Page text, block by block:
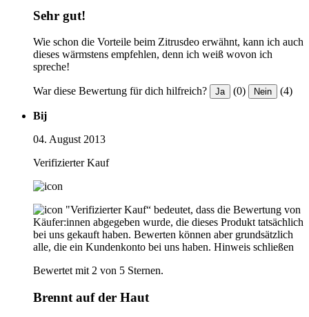
Sehr gut!
Wie schon die Vorteile beim Zitrusdeo erwähnt, kann ich auch
dieses wärmstens empfehlen, denn ich weiß wovon ich
spreche!
War diese Bewertung für dich hilfreich? Ja (0) Nein (4)
Bij
04. August 2013
Verifizierter Kauf
"Verifizierter Kauf“ bedeutet, dass die Bewertung von
Käufer:innen abgegeben wurde, die dieses Produkt tatsächlich
bei uns gekauft haben. Bewerten können aber grundsätzlich
alle, die ein Kundenkonto bei uns haben. Hinweis schließen
Bewertet mit 2 von 5 Sternen.
Brennt auf der Haut